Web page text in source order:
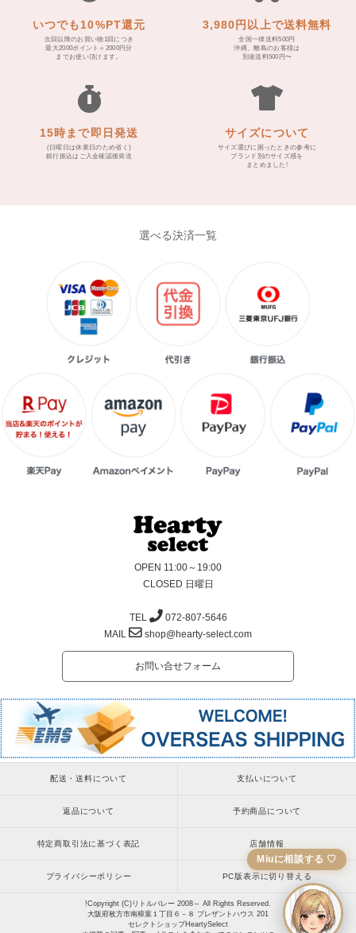
いつでも10%PT還元
次回以降のお買い物1回につき
最大2000ポイント＝2000円分
までお使い頂けます。
3,980円以上で送料無料
全国一律送料500円
沖縄、離島のお客様は
別途送料500円〜
15時まで即日発送
(日曜日は休業日のため省く)
銀行振込はご入金確認後発送
サイズについて
サイズ選びに困ったときの参考に
ブランド別のサイズ感を
まとめました!
選べる決済一覧
OPEN 11:00～19:00
CLOSED 日曜日
TEL
072-807-5646
MAIL
shop@hearty-select.com
お問い合せフォーム
配送・送料について 支払いについて
返品について 予約商品について
特定商取引法に基づく表記 店舗情報
プライバシーポリシー PC版表示に切り替える
!Copyright (C)リトルバレー 2008～ All Rights Reserved.
大阪府枚方市南樟葉１丁目６－８ プレザントハウス 201
セレクトショップHeartySelect
Miuに相談する ♡